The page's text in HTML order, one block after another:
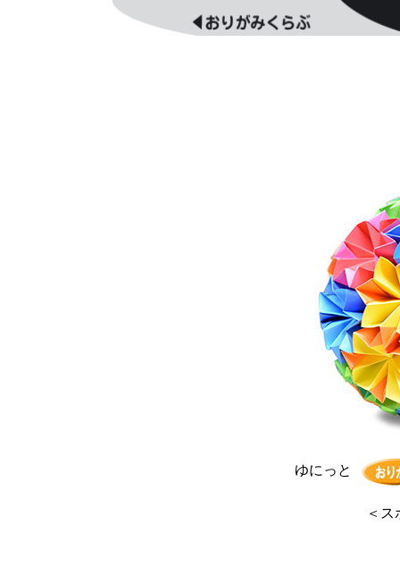
ゆにっと
＜ ス